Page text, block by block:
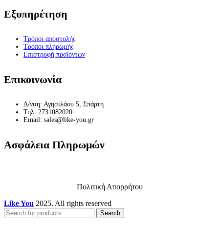
Εξυπηρέτηση
Τρόποι αποστολής
Τρόποι πληρωμής
Επιστροφή προϊόντων
Επικοινωνία
Δ/νση: Αγησιλάου 5, Σπάρτη
Τηλ: 2731082020
Email: sales@like-you.gr
Ασφάλεια Πληρωμών
Πολιτική Απορρήτου
Like You 2025. All rights reserved
Search